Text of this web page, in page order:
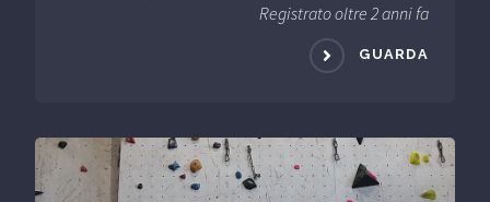
Registrato oltre 2 anni fa
GUARDA